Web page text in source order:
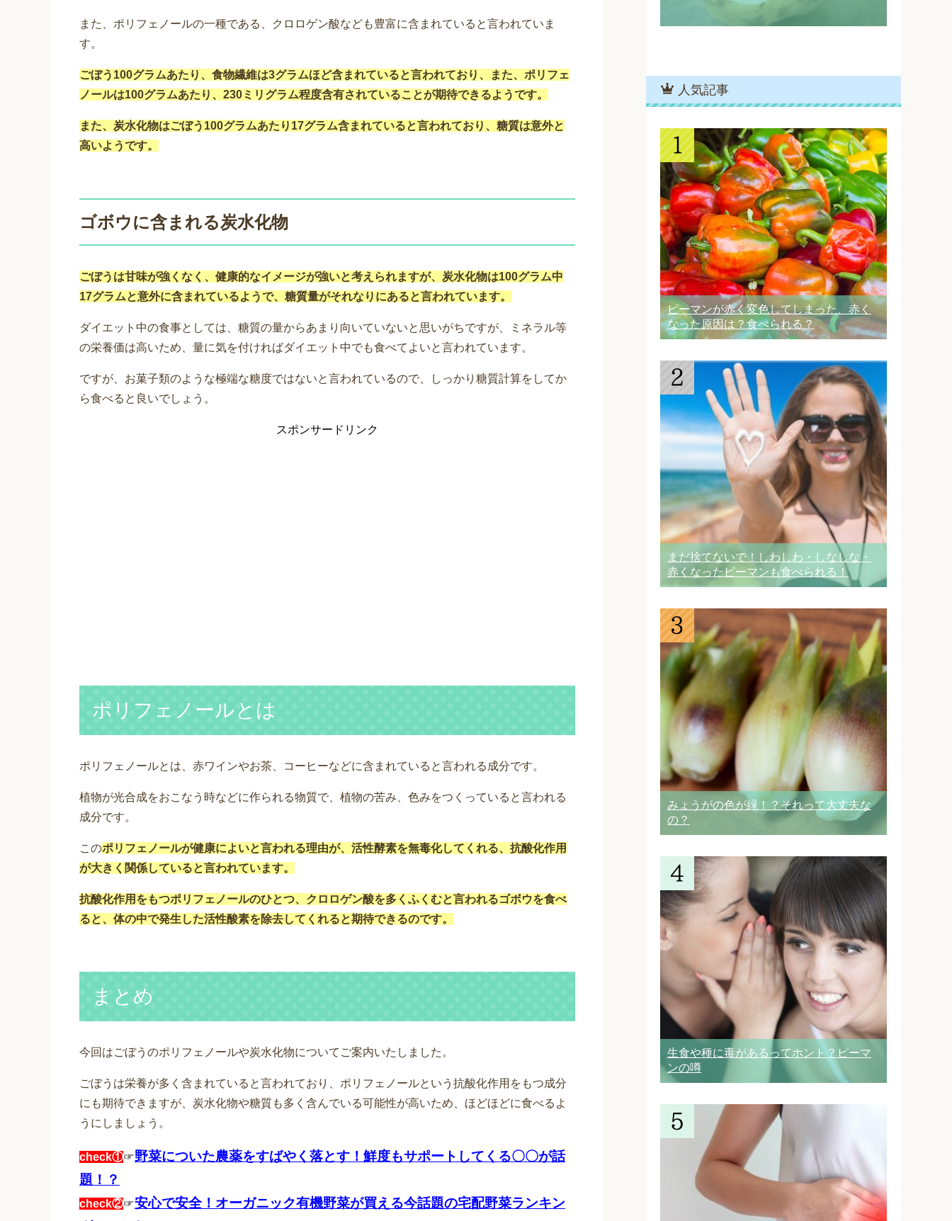
また、ポリフェノールの一種である、クロロゲン酸なども豊富に含まれていると言われていま
す。
ごぼう100グラムあたり、食物繊維は3グラムほど含まれていると言われており、また、ポリフェ
ノールは100グラムあたり、230ミリグラム程度含有されていることが期待できるようです。
また、炭水化物はごぼう100グラムあたり17グラム含まれていると言われており、糖質は意外と
高いようです。
ゴボウに含まれる炭水化物
ごぼうは甘味が強くなく、健康的なイメージが強いと考えられますが、炭水化物は100グラム中
17グラムと意外に含まれているようで、糖質量がそれなりにあると言われています。
ダイエット中の食事としては、糖質の量からあまり向いていないと思いがちですが、ミネラル等
の栄養価は高いため、量に気を付ければダイエット中でも食べてよいと言われています。
ですが、お菓子類のような極端な糖度ではないと言われているので、しっかり糖質計算をしてか
ら食べると良いでしょう。
スポンサードリンク
ポリフェノールとは
ポリフェノールとは、赤ワインやお茶、コーヒーなどに含まれていると言われる成分です。
植物が光合成をおこなう時などに作られる物質で、植物の苦み、色みをつくっていると言われる
成分です。
このポリフェノールが健康によいと言われる理由が、活性酵素を無毒化してくれる、抗酸化作用
が大きく関係していると言われています。
抗酸化作用をもつポリフェノールのひとつ、クロロゲン酸を多くふくむと言われるゴボウを食べ
ると、体の中で発生した活性酸素を除去してくれると期待できるのです。
まとめ
今回はごぼうのポリフェノールや炭水化物についてご案内いたしました。
ごぼうは栄養が多く含まれていると言われており、ポリフェノールという抗酸化作用をもつ成分
にも期待できますが、炭水化物や糖質も多く含んでいる可能性が高いため、ほどほどに食べるよ
うにしましょう。
check①☞野菜についた農薬をすばやく落とす！鮮度もサポートしてくる〇〇が話
題！？
check②☞安心で安全！オーガニック有機野菜が買える今話題の宅配野菜ランキン
人気記事
ピーマンが赤く変色してしまった、赤く
なった原因は？食べられる？
まだ捨てないで！しわしわ・しなしな・
赤くなったピーマンも食べられる！
みょうがの色が緑！？それって大丈夫な
の？
生食や種に毒があるってホント？ピーマ
ンの噂